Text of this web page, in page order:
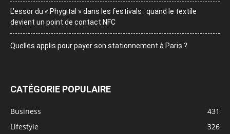
L’essor du « Phygital » dans les festivals : quand le textile
devient un point de contact NFC
Quelles applis pour payer son stationnement à Paris ?
CATÉGORIE POPULAIRE
Business
431
Lifestyle
326